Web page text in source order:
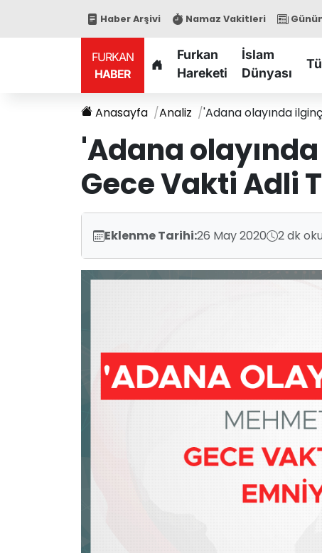
Haber Arşivi Namaz Vakitleri
FURKAN
HABER
Furkan
Hareketi
İslam
Dünyası
Anasayfa Analiz 'Adana olayında
'Adana
Gece Vakti Adli
Eklenme Tarihi:26 May 2020 2 dk